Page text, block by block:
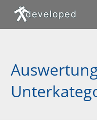
Inhalt
springen